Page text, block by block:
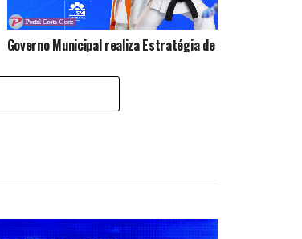
Governo Municipal realiza Estratégia de
adolescentes